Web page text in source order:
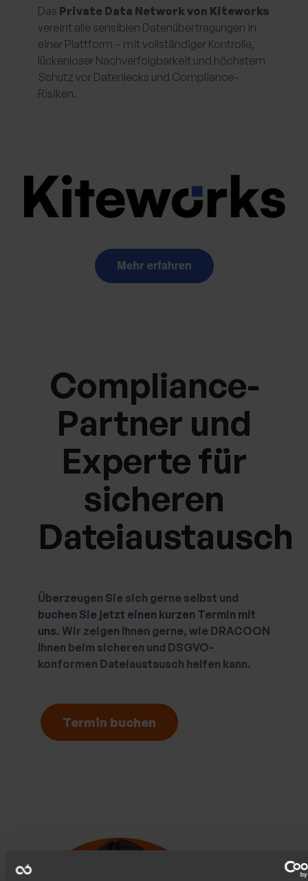
Das Private Data Network von Kiteworks
vereint alle sensiblen Datenübertragungen in
einer Plattform – mit vollständiger Kontrolle,
lückenloser Nachverfolgbarkeit und höchstem
Schutz vor Datenlecks und Compliance-
Risiken.
Compliance-
Partner und
Experte für
sicheren
Dateiaustausch
Überzeugen Sie sich gerne selbst und
buchen Sie jetzt einen kurzen Termin mit
uns. Wir zeigen Ihnen gerne, wie DRACOON
Ihnen beim sicheren und DSGVO-
konformen Dateiaustausch helfen kann.
Termin buchen